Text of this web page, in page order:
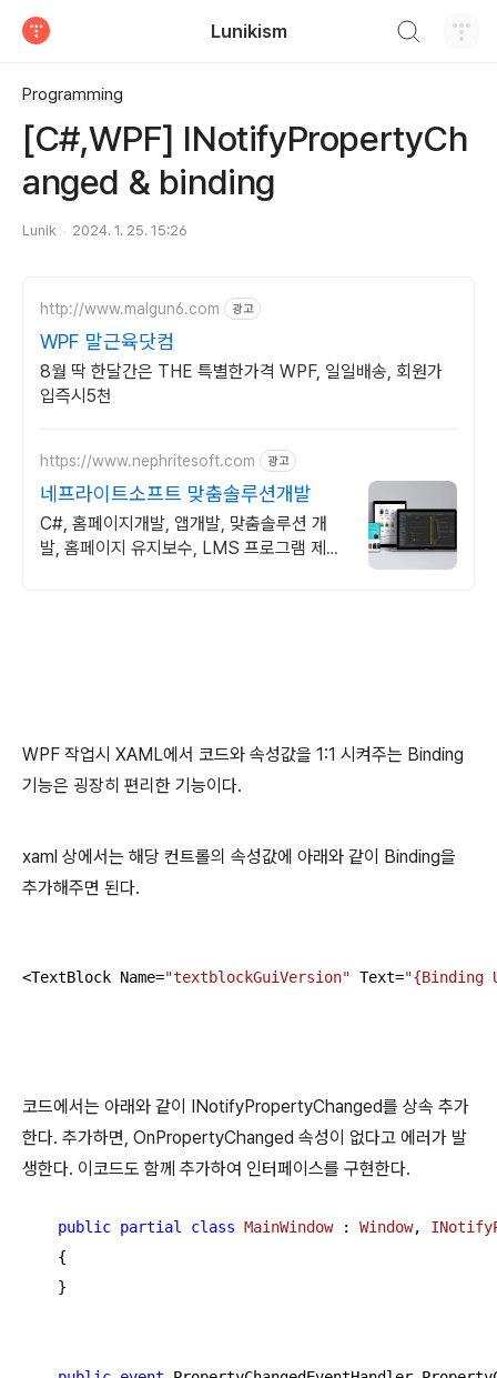
Lunikism
Programming
[C#,WPF] INotifyPropertyCh
anged & binding
Lunik 2024. 1. 25. 15:26
http://www.malgun6.com 광고
WPF 말근육닷컴
8월 딱 한달간은 THE 특별한가격 WPF, 일일배송, 회원가
입즉시5천
https://www.nephritesoft.com 광고
네프라이트소프트 맞춤솔루션개발
C#, 홈페이지개발, 앱개발, 맞춤솔루션 개
발, 홈페이지 유지보수, LMS 프로그램 제작
WPF 작업시 XAML에서 코드와 속성값을 1:1 시켜주는 Binding
기능은 굉장히 편리한 기능이다.
xaml 상에서는 해당 컨트롤의 속성값에 아래와 같이 Binding을
추가해주면 된다.
<TextBlock Name="textblockGuiVersion" Text="{Binding
코드에서는 아래와 같이 INotifyPropertyChanged를 상속 추가
한다. 추가하면, OnPropertyChanged 속성이 없다고 에러가 발
생한다. 이코드도 함께 추가하여 인터페이스를 구현한다.
public partial class MainWindow : Window,
    {
    }